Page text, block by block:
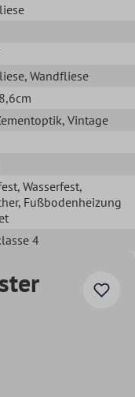
, Wandfliese
, Vintage
, Wasserfest,
, Fußbodenheizung
4